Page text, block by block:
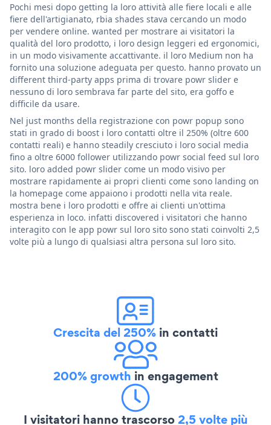
Pochi mesi dopo getting la loro attività alle fiere locali e alle
fiere dell'artigianato, rbia shades stava cercando un modo
per vendere online. wanted per mostrare ai visitatori la
qualità del loro prodotto, i loro design leggeri ed ergonomici,
in un modo visivamente accattivante. il loro Medium non ha
fornito una soluzione adeguata per questo. hanno provato un
different third-party apps prima di trovare powr slider e
nessuno di loro sembrava far parte del sito, era goffo e
difficile da usare.
Nel just months della registrazione con powr popup sono
stati in grado di boost i loro contatti oltre il 250% (oltre 600
contatti reali) e hanno steadily cresciuto i loro social media
fino a oltre 6000 follower utilizzando powr social feed sul loro
sito. loro added powr slider come un modo visivo per
mostrare rapidamente ai propri clienti come sono landing on
la homepage come appaiono i prodotti nella vita reale.
mostra bene i loro prodotti e offre ai clienti un'ottima
esperienza in loco. infatti discovered i visitatori che hanno
interagito con le app powr sul loro sito sono stati coinvolti 2,5
volte più a lungo di qualsiasi altra persona sul loro sito.
Crescita del 250% in contatti
200% growth in engagement
I visitatori hanno trascorso2,5 volte più